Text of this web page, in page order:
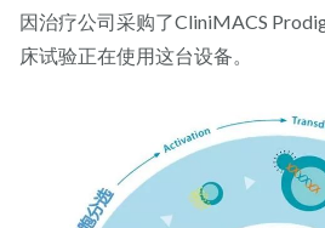
因治疗公司采购了CliniMACS
床试验正在使用这台设备。